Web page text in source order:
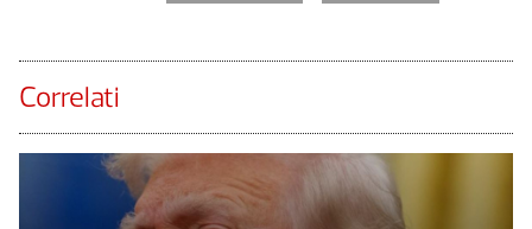
Correlati